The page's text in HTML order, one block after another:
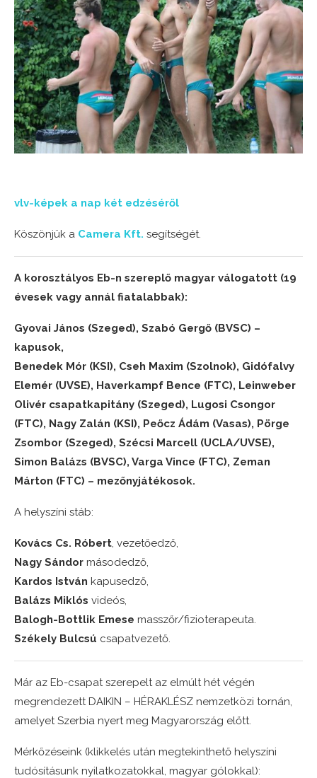
vlv-képek a nap két edzéséről
Köszönjük a Camera Kft. segítségét.
A korosztályos Eb-n szereplő magyar válogatott (19
évesek vagy annál fiatalabbak):
Gyovai János (Szeged), Szabó Gergő (BVSC) –
kapusok,
Benedek Mór (KSI), Cseh Maxim (Szolnok), Gidófalvy
Elemér (UVSE), Haverkampf Bence (FTC), Leinweber
Olivér csapatkapitány (Szeged), Lugosi Csongor
(FTC), Nagy Zalán (KSI), Peőcz Ádám (Vasas), Pörge
Zsombor (Szeged), Szécsi Marcell (UCLA/UVSE),
Simon Balázs (BVSC), Varga Vince (FTC), Zeman
Márton (FTC) – mezőnyjátékosok.
A helyszíni stáb:
Kovács Cs. Róbert, vezetőedző,
Nagy Sándor másodedző,
Kardos István kapusedző,
Balázs Miklós videós,
Balogh-Bottlik Emese masszőr/fizioterapeuta.
Székely Bulcsú csapatvezető.
Már az Eb-csapat szerepelt az elmúlt hét végén
megrendezett DAIKIN – HÉRAKLÉSZ nemzetközi tornán,
amelyet Szerbia nyert meg Magyarország előtt.
Mérkőzéseink (klikkelés után megtekinthető helyszíni
tudósításunk nyilatkozatokkal, magyar gólokkal):